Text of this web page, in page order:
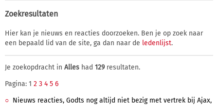
Zoekresultaten
Hier kan je nieuws en reacties doorzoeken. Ben je op zoek naar
een bepaald lid van de site, ga dan naar de ledenlijst.
Je zoekopdracht in Alles had 129resultaten.
Pagina: 1 2 3 4 5 6
Nieuws reacties, Godts nog altijd niet bezig met vertrek bij Ajax,